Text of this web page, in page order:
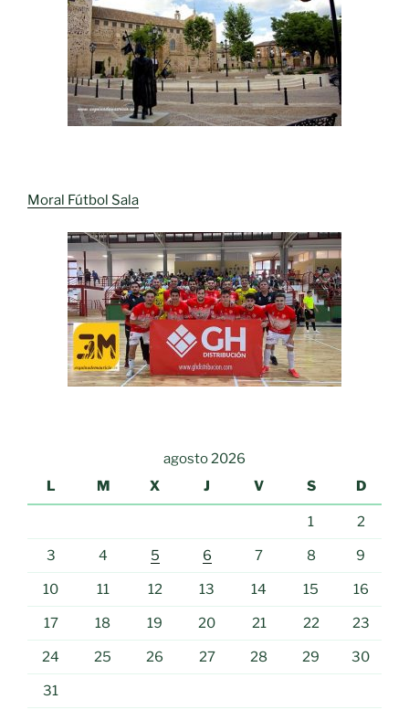
Moral Fútbol Sala
agosto 2026
L
M X J V S D
1 2
3 4 5 6 7 8 9
10 11 12 13 14 15 16
17 18 19 20 21 22 23
24 25 26 27 28 29 30
31